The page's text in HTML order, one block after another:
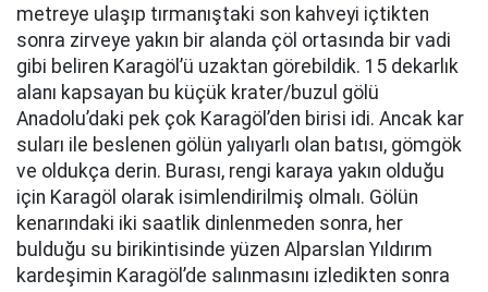
metreye ulaşıp tırmanıştaki son kahveyi içtikten
sonra zirveye yakın bir alanda çöl ortasında bir vadi
gibi beliren Karagöl’ü uzaktan görebildik. 15 dekarlık
alanı kapsayan bu küçük krater/buzul gölü
Anadolu’daki pek çok Karagöl’den birisi idi. Ancak kar
suları ile beslenen gölün yalıyarlı olan batısı, gömgök
ve oldukça derin. Burası, rengi karaya yakın olduğu
için Karagöl olarak isimlendirilmiş olmalı. Gölün
kenarındaki iki saatlik dinlenmeden sonra, her
bulduğu su birikintisinde yüzen Alparslan Yıldırım
kardeşimin Karagöl’de salınmasını izledikten sonra